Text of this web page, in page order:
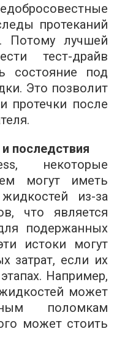
протеканий
Потому лучшей
тест-драйв
состояние под
Это позволит
протечки после
последствия
некоторые
могут иметь
из-за
что является
подержанных
истоки могут
затрат, если их
Например,
может
поломкам
может стоить